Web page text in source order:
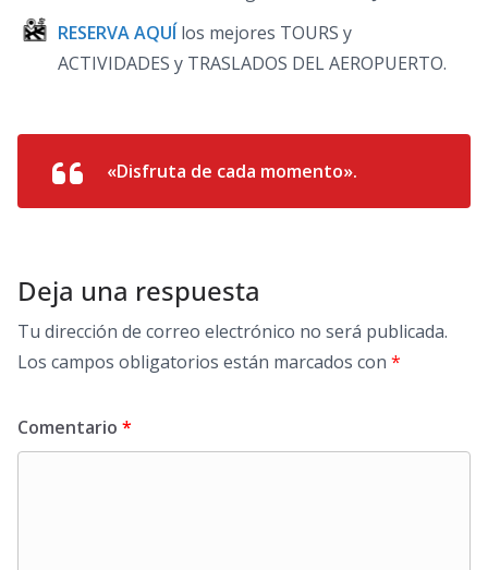
RESERVA AQUÍ los mejores TOURS y
ACTIVIDADES y TRASLADOS DEL AEROPUERTO.
«Disfruta de cada momento».
Deja una respuesta
Tu dirección de correo electrónico no será publicada.
Los campos obligatorios están marcados con *
Comentario *